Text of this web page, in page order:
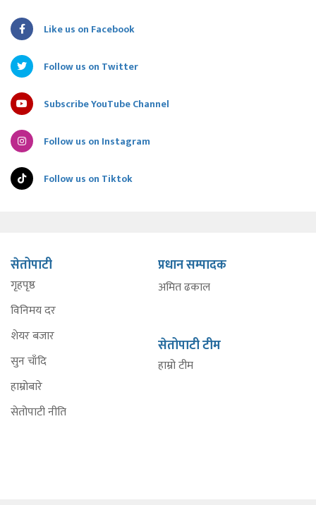
Like us on Facebook
Follow us on Twitter
Subscribe YouTube Channel
Follow us on Instagram
Follow us on Tiktok
सेतोपाटी
गृहपृष्ठ
विनिमय दर
शेयर बजार
सुन चाँदि
हाम्रोबारे
सेतोपाटी नीति
प्रधान सम्पादक
अमित ढकाल
सेतोपाटी टीम
हाम्रो टीम